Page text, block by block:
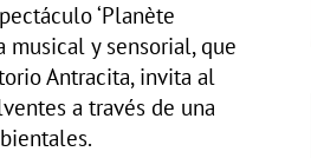
‘Planète
musical y sensorial, que
Antracita, invita al
a través de una